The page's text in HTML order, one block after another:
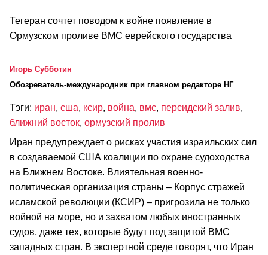
Тегеран сочтет поводом к войне появление в
Ормузском проливе ВМС еврейского государства
Игорь Субботин
Обозреватель-международник при главном редакторе НГ
Тэги: иран, сша, ксир, война, вмс, персидский залив,
ближний восток, ормузский пролив
Иран предупреждает о рисках участия израильских сил
в создаваемой США коалиции по охране судоходства
на Ближнем Востоке. Влиятельная военно-
политическая организация страны – Корпус стражей
исламской революции (КСИР) – пригрозила не только
войной на море, но и захватом любых иностранных
судов, даже тех, которые будут под защитой ВМС
западных стран. В экспертной среде говорят, что Иран